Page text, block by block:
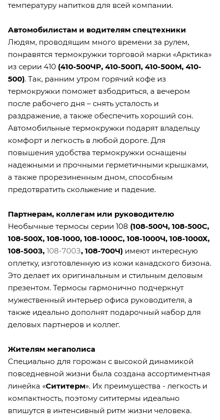
температуру напитков для всей компании.
Автомобилистам и водителям спецтехники
Людям, проводящим много времени за рулем,
понравятся термокружки торговой марки «Арктика»
из серии 410 (410-500ЧР, 410-500П, 410-500М, 410-
500). Так, ранним утром горячий кофе из
термокружки поможет взбодриться, а вечером
после рабочего дня – снять усталость и
раздражение, а также обеспечить хороший сон.
Автомобильные термокружки подарят владельцу
комфорт и легкость в любой дороге. Для
повышения удобства термокружки оснащены
надежными и прочными герметичными крышками,
а также прорезиненным дном, способным
предотвратить скольжение и падение.
Партнерам, коллегам или руководителю
Необычные термосы серии 108 (108-500Ч, 108-500С,
108-500Х, 108-1000, 108-1000С, 108-1000Ч, 108-1000Х,
108-500З, 108-700З, 108-700Ч) имеют интересную
оплетку, изготовленную из кожи канадского бизона.
Это делает их оригинальным и стильным деловым
презентом. Термосы гармонично подчеркнут
мужественный интерьер офиса руководителя, а
также идеально дополнят подарочный набор для
деловых партнеров и коллег.
Жителям мегаполиса
Специально для горожан с высокой динамикой
повседневной жизни была создана ассортиментная
линейка «Сититерм». Их преимущества - легкость и
компактность, поэтому сититермы идеально
впишутся в интенсивный ритм жизни человека.